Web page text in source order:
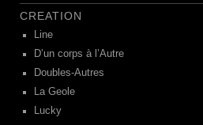
CREATION
Line
D’un corps à l’Autre
Doubles-Autres
La Geole
Lucky